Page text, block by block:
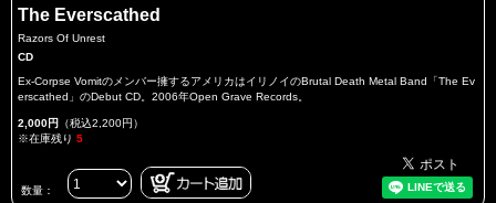
The Everscathed
Razors Of Unrest
CD
Ex-Corpse Vomitのメンバー擁するアメリカはイリノイのBrutal Death Metal Band「The Ev
erscathed」のDebut CD。2006年Open Grave Records。
2,000円 （税込2,200円）
※在庫残り 5
数量：